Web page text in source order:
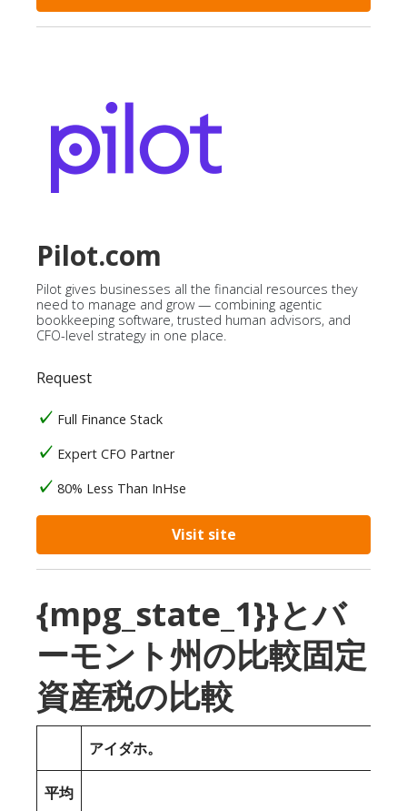
Pilot.com
Pilot gives businesses all the financial resources they
need to manage and grow — combining agentic
bookkeeping software, trusted human advisors, and
CFO-level strategy in one place.
Request
Full Finance Stack
Expert CFO Partner
80% Less Than InHse
Visit site
{mpg_state_1}}とバ
ーモント州の比較固定
資産税の比較
アイダホ。
平均